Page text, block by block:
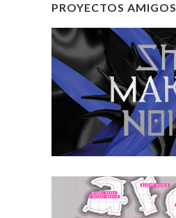
PROYECTOS AMIGOS